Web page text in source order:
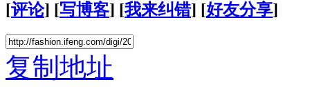
[评论] [写博客] [我来纠错] [好友分享]
复制地址